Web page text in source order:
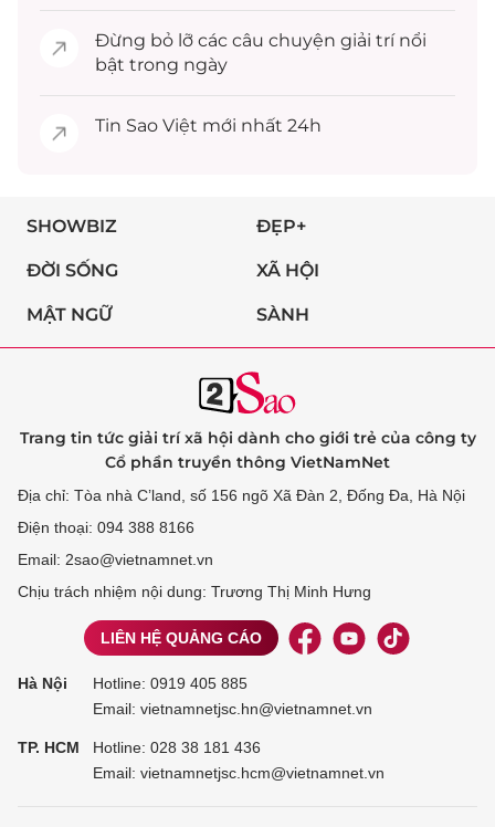
Đừng bỏ lỡ các câu chuyện giải trínổi
bật trong ngày
Tin Sao Việt mới nhất 24h
SHOWBIZ ĐẸP+
ĐỜI SỐNG XÃ HỘI
MẬT NGỮ SÀNH
Trang tin tức giải trí xã hội dành cho giới trẻ của công ty
Cổ phần truyền thông VietNamNet
Địa chỉ: Tòa nhà C’land, số 156 ngõ Xã Đàn 2, Đống Đa, Hà Nội
Điện thoại: 094 388 8166
Email: 2sao@vietnamnet.vn
Chịu trách nhiệm nội dung: Trương Thị Minh Hưng
LIÊN HỆ QUẢNG CÁO
Hà Nội Hotline: 0919 405 885
Email: vietnamnetjsc.hn@vietnamnet.vn
TP. HCM Hotline: 028 38 181 436
Email: vietnamnetjsc.hcm@vietnamnet.vn